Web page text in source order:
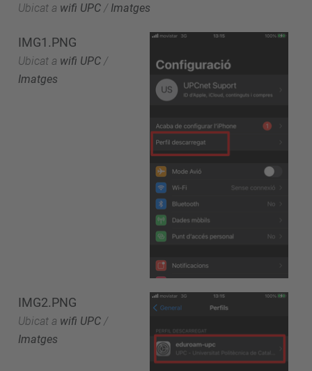
Ubicat a wifi UPC / Imatges
IMG1.PNG
Ubicat a wifi UPC /
Imatges
IMG2.PNG
Ubicat a wifi UPC /
Imatges